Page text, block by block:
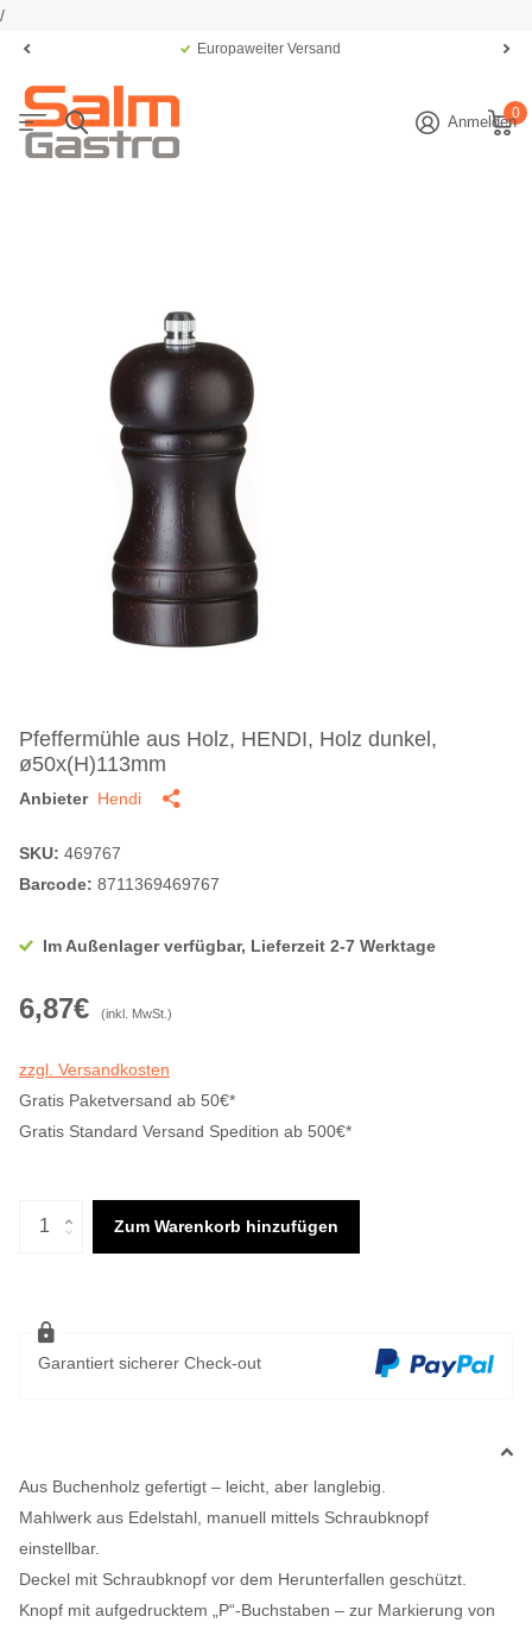
/
Europaweiter Versand
Anmelden0
Pfeffermühle aus Holz, HENDI, Holz dunkel,
ø50x(H)113mm
Anbieter Hendi
SKU: 469767
Barcode: 8711369469767
Im Außenlager verfügbar, Lieferzeit 2-7 Werktage
6,87€ (inkl. MwSt.)
zzgl. Versandkosten
Gratis Paketversand ab 50€*
Gratis Standard Versand Spedition ab 500€*
Zum Warenkorb hinzufügen
Garantiert sicherer Check-out
Aus Buchenholz gefertigt – leicht, aber langlebig.
Mahlwerk aus Edelstahl, manuell mittels Schraubknopf
einstellbar.
Deckel mit Schraubknopf vor dem Herunterfallen geschützt.
Knopf mit aufgedrucktem „P“-Buchstaben – zur Markierung von